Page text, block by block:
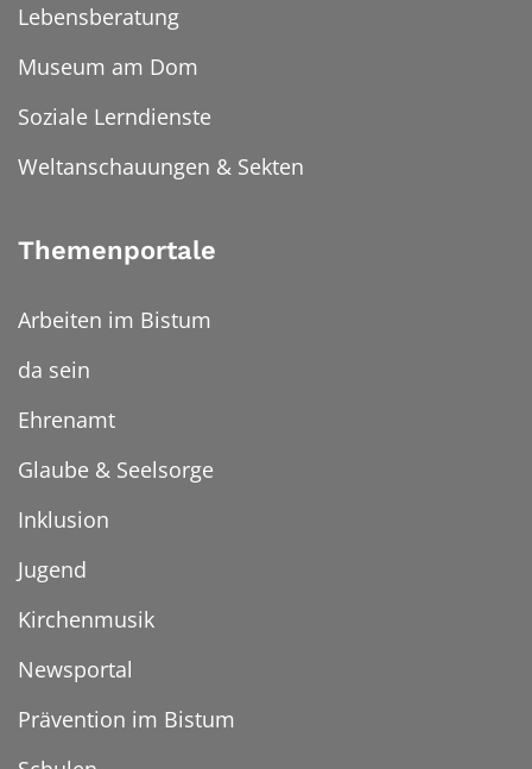
Lebensberatung
Museum am Dom
Soziale Lerndienste
Weltanschauungen & Sekten
Themenportale
Arbeiten im Bistum
da sein
Ehrenamt
Glaube & Seelsorge
Inklusion
Jugend
Kirchenmusik
Newsportal
Prävention im Bistum